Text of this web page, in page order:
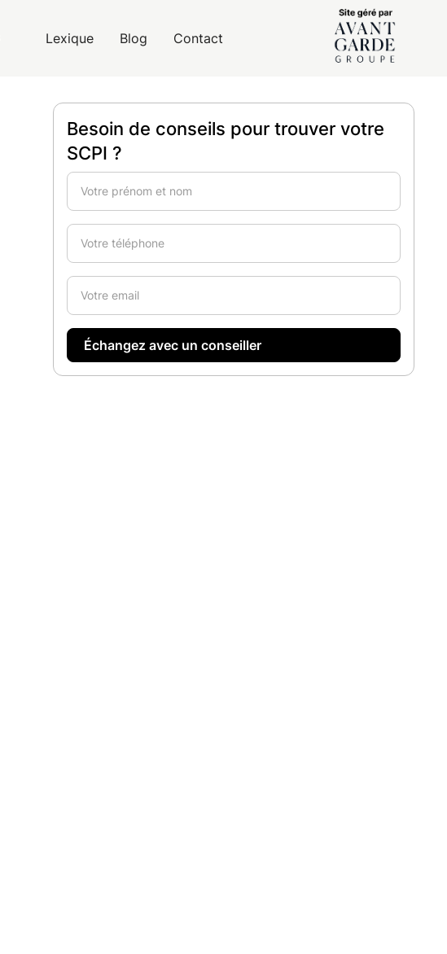
Lexique Blog Contact
Besoin de conseils pour trouver votre
SCPI ?